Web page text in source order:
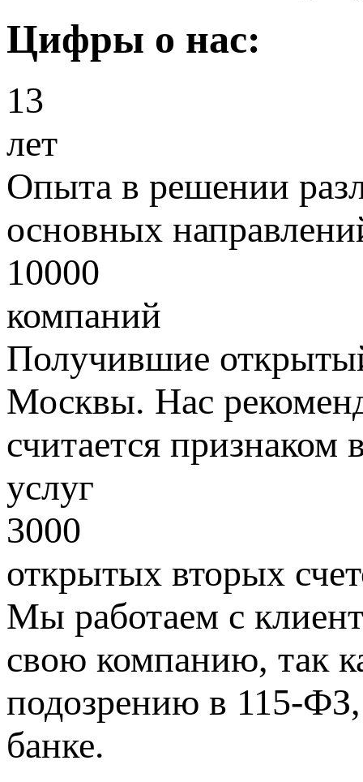
Цифры о нас:
13
лет
Опыта в решении
основных
10000
компаний
Получившие
Москвы. Нас
считается признаком
услуг
3000
открытых вторых
Мы работаем с
свою компанию, так
подозрению в 115-ФЗ,
банке.